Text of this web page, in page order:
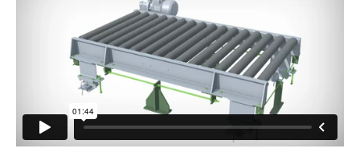
ESPAÑOL